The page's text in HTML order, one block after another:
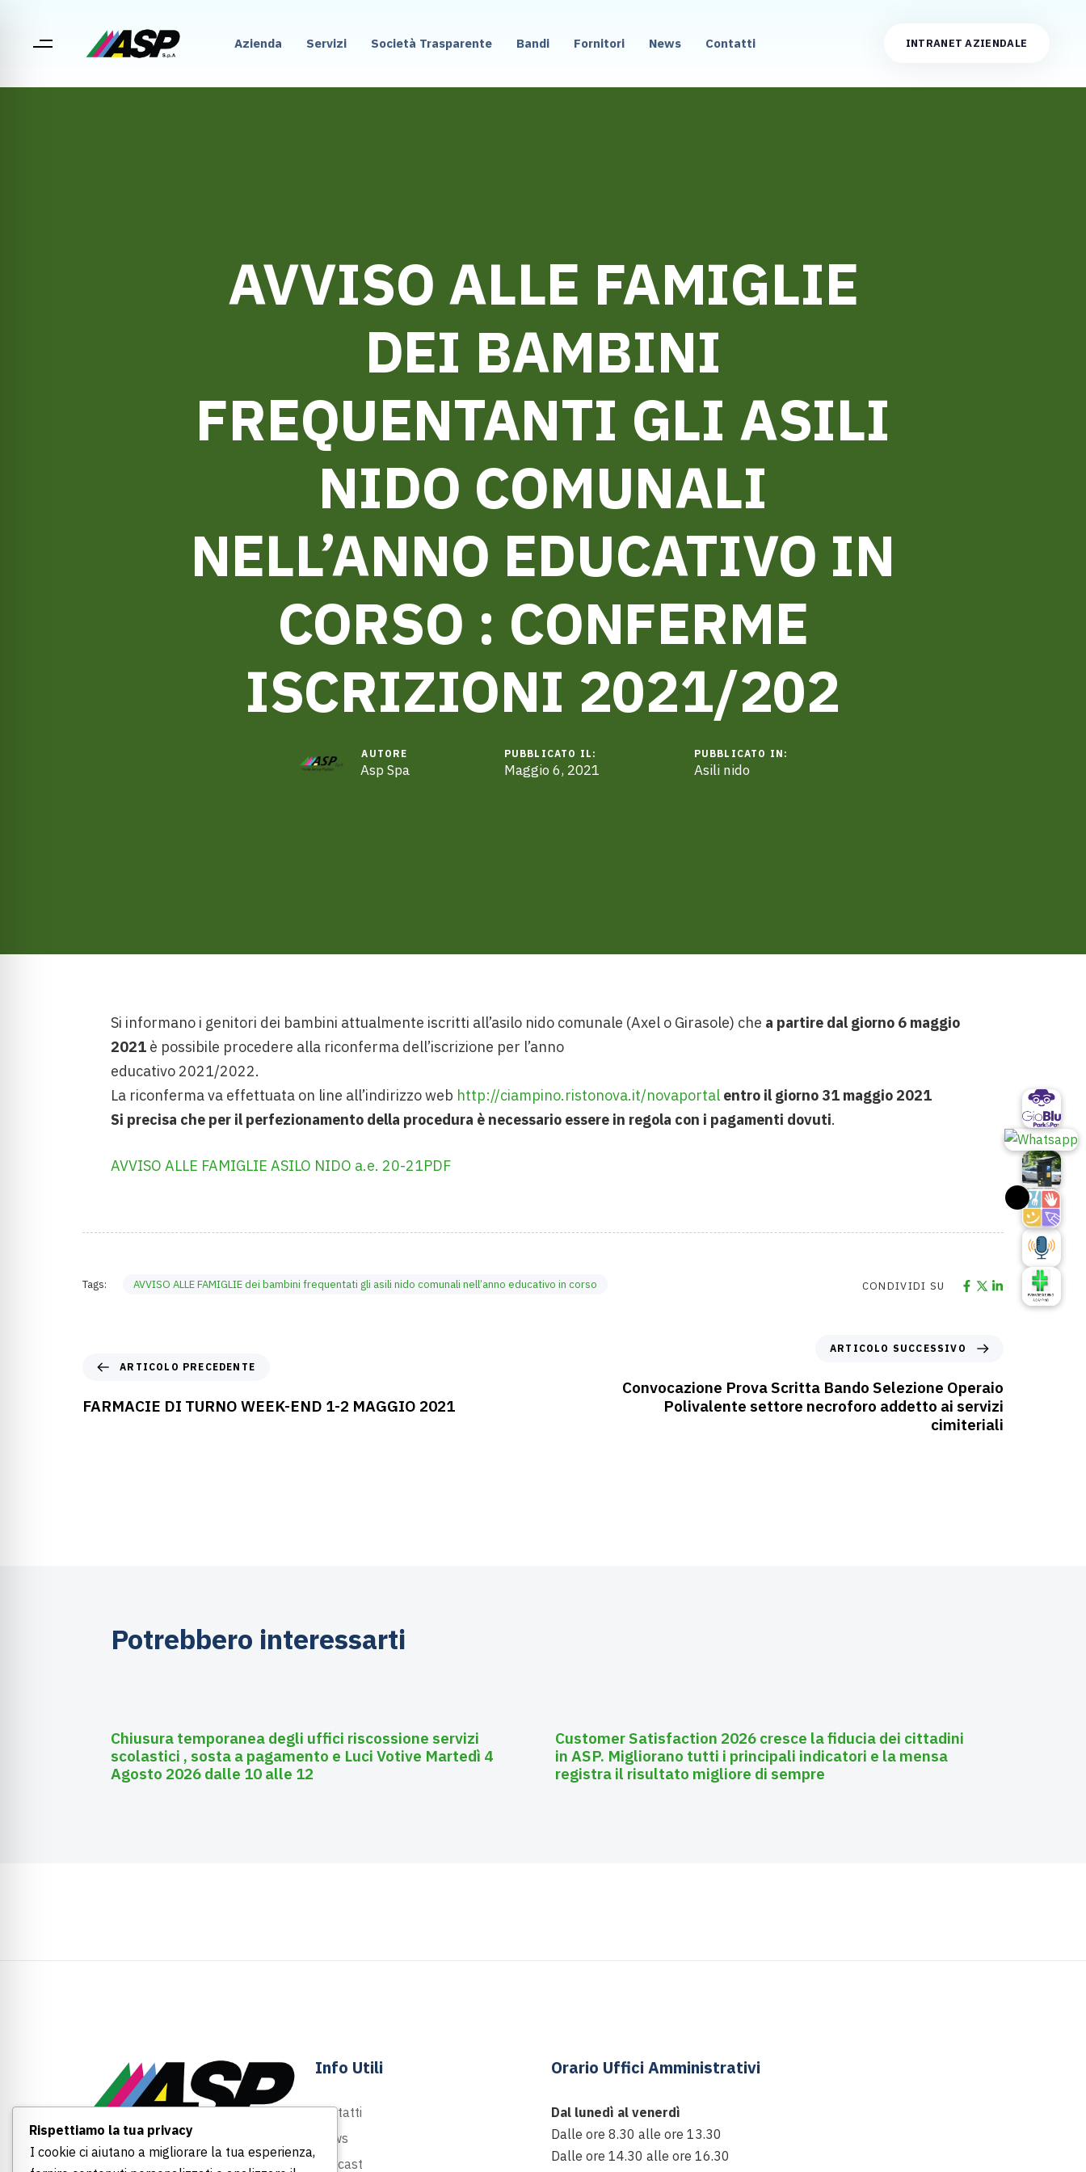
Azienda Servizi Società Trasparente Bandi Fornitori News Contatti INTRANET AZIENDALE
AVVISO ALLE FAMIGLIE
DEI BAMBINI
FREQUENTANTI GLI ASILI
NIDO COMUNALI
NELL’ANNO EDUCATIVO IN
CORSO : CONFERME
ISCRIZIONI 2021/202
AUTORE
Asp Spa
PUBBLICATO IL:
Maggio 6, 2021
PUBBLICATO IN:
Asili nido
Si informano i genitori dei bambini attualmente iscritti all’asilo nido comunale (Axel o Girasole) che a partire dal giorno 6 maggio
2021 è possibile procedere alla riconferma dell’iscrizione per l’anno
educativo 2021/2022.
La riconferma va effettuata on line all’indirizzo web http://ciampino.ristonova.it/novaportal entro il giorno 31 maggio 2021
Si precisa che per il perfezionamento della procedura è necessario essere in regola con i pagamenti dovuti.
AVVISO ALLE FAMIGLIE ASILO NIDO a.e. 20-21PDF
Tags: AVVISO ALLE FAMIGLIE dei bambini frequentati gli asili nido comunali nell’anno educativo in corso CONDIVIDI SU
ARTICOLO PRECEDENTE
FARMACIE DI TURNO WEEK-END 1-2 MAGGIO 2021
ARTICOLO SUCCESSIVO
Convocazione Prova Scritta Bando Selezione Operaio
Polivalente settore necroforo addetto ai servizi
cimiteriali
Potrebbero interessarti
Chiusura temporanea degli uffici riscossione servizi
scolastici , sosta a pagamento e Luci Votive Martedì 4
Agosto 2026 dalle 10 alle 12
Customer Satisfaction 2026 cresce la fiducia dei cittadini
in ASP. Migliorano tutti i principali indicatori e la mensa
registra il risultato migliore di sempre
Largo Felice Armati, 1
Info Utili
Contatti
News
Podcast
Orario Uffici Amministrativi
Dal lunedì al venerdì
Dalle ore 8.30 alle ore 13.30
Dalle ore 14.30 alle ore 16.30
Rispettiamo la tua privacy
I cookie ci aiutano a migliorare la tua esperienza,